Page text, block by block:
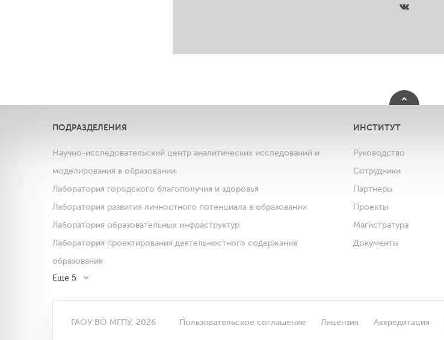
ПОДРАЗДЕЛЕНИЯ
Научно-исследовательский центр аналитических исследований и
моделирования в образовании
Лаборатория городского благополучия и здоровья
Лаборатория развития личностного потенциала в образовании
Лаборатория образовательных инфраструктур
Лаборатория проектирования деятельностного содержания
образования
Еще 5
ИНСТИТУТ
Руководство
Сотрудники
Партнеры
Проекты
Магистратура
Документы
ГАОУ ВО МГПУ, 2026 Пользовательское соглашение Лицензия Аккредитация